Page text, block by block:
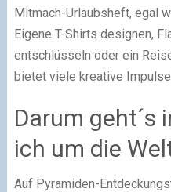
Mitmach-Urlaubsheft, egal
Eigene T-Shirts designen,
entschlüsseln oder ein
bietet viele kreative Impulse
Darum geht´s
ich um die
Auf Pyramiden-